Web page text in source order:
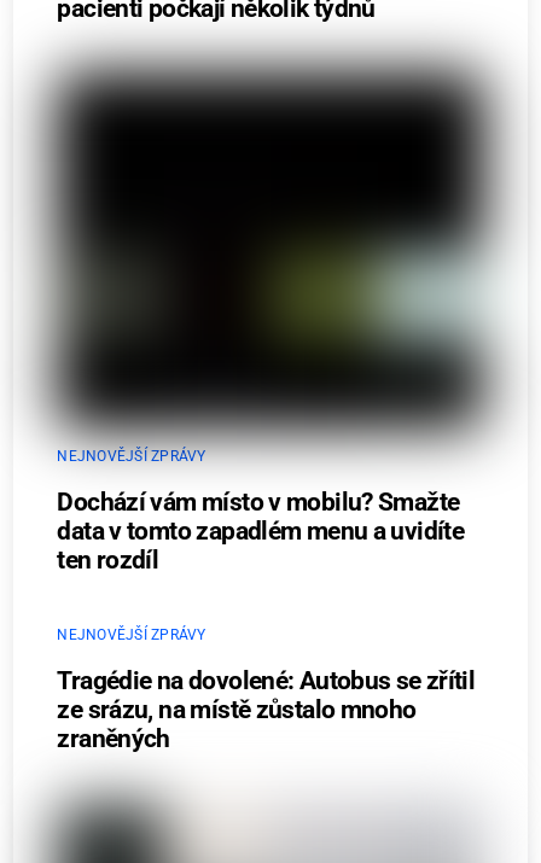
pacienti počkají několik týdnů
NEJNOVĚJŠÍ ZPRÁVY
Dochází vám místo v mobilu? Smažte
data v tomto zapadlém menu a uvidíte
ten rozdíl
NEJNOVĚJŠÍ ZPRÁVY
Tragédie na dovolené: Autobus se zřítil
ze srázu, na místě zůstalo mnoho
zraněných